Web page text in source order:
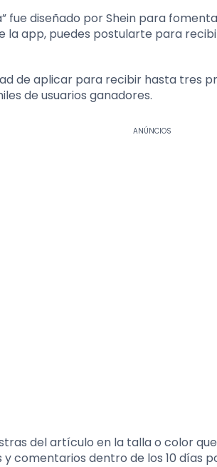
fue diseñado por Shein para
la app, puedes postularte para
de aplicar para recibir hasta tres
de usuarios ganadores.
ANÚNCIOS
del artículo en la talla o color
comentarios dentro de los 10 días